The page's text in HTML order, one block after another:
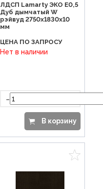
ЛДСП Lamarty ЭКО E0,5
Дуб дымчатый W
рэйвуд 2750х1830х10
мм
ЦЕНА ПО ЗАПРОСУ
Нет в наличии
-
В корзину